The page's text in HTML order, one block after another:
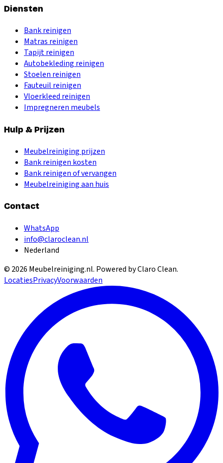
Diensten
Bank reinigen
Matras reinigen
Tapijt reinigen
Autobekleding reinigen
Stoelen reinigen
Fauteuil reinigen
Vloerkleed reinigen
Impregneren meubels
Hulp & Prijzen
Meubelreiniging prijzen
Bank reinigen kosten
Bank reinigen of vervangen
Meubelreiniging aan huis
Contact
WhatsApp
info@claroclean.nl
Nederland
© 2026 Meubelreiniging.nl. Powered by Claro Clean.
LocatiesPrivacyVoorwaarden